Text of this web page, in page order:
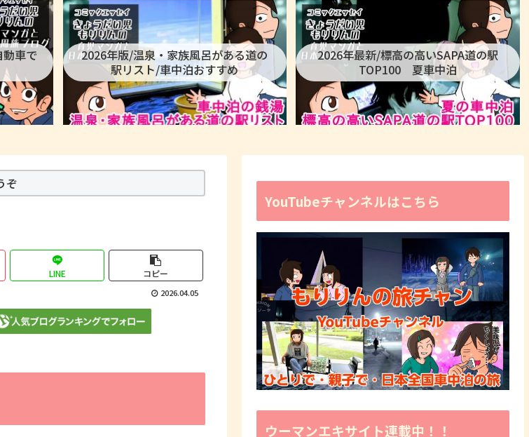
車で
2026年版/温泉・家族風呂がある道の
駅リスト/車中泊おすすめ
2026年最新/標高の高いSAPA道の駅
TOP100 夏車中泊
ぞ
LINE コピー
2026.04.05
YouTubeチャンネルはこちら
ウーマンエキサイト連載中！！